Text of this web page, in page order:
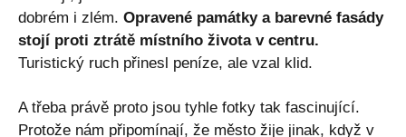
dobrém i zlém. Opravené památky a barevné fasády
stojí proti ztrátě místního života v centru.
Turistický ruch přinesl peníze, ale vzal klid.
A třeba právě proto jsou tyhle fotky tak fascinující.
Protože nám připomínají, že město žije jinak, když v